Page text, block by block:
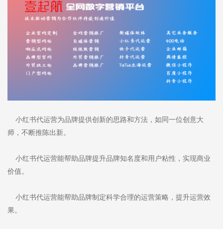
小红书代运营为品牌提供创新的思路和方法，如同一位创意大
师，不断推陈出新。
小红书代运营能帮助品牌提升品牌知名度和用户粘性，实现商业
价值。
小红书代运营能帮助品牌制定科学合理的运营策略，提升运营效
果。